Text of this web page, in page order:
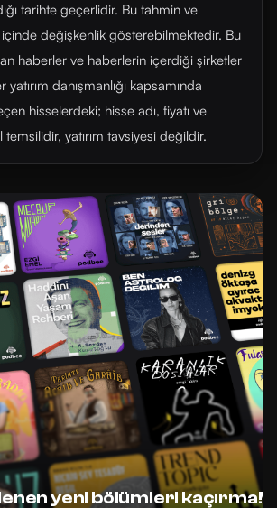
tarihte geçerlidir. Bu tahmin ve
değişkenlik gösterebilmektedir. Bu
haberler ve haberlerin içerdiği şirketler
danışmanlığı kapsamında
hisselerdeki; hisse adı, fiyatı ve
yatırım tavsiyesi değildir.
yeni bölümleri kaçırma!